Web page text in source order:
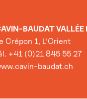
BAUDAT VALLÉE
Crépon 1, L’Orient
+41 (0)21 845 55 27
baudat.ch